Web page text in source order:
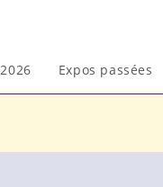
2026 Expos passées